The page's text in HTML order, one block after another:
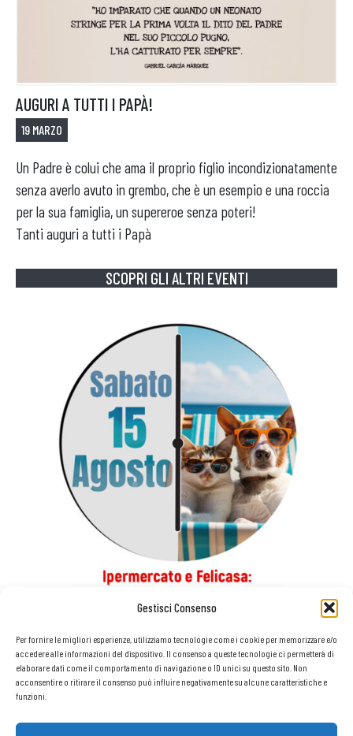
Gestisci Consenso
Per fornire le migliori esperienze, utilizziamo tecnologie come i cookie per memorizzare e/o
accedere alle informazioni del dispositivo. Il consenso a queste tecnologie ci permetterà di
elaborare dati come il comportamento di navigazione o ID unici su questo sito. Non
acconsentire o ritirare il consenso può influire negativamente su alcune caratteristiche e
funzioni.
CONTATTI
APRI IL TUO BUSINESS
AUGURI A TUTTI I PAPÀ!
19 MARZO
Un Padre è colui che ama il proprio figlio incondizionatamente
senza averlo avuto in grembo, che è un esempio e una roccia
per la sua famiglia, un supereroe senza poteri!
Tanti auguri a tutti i Papà
SCOPRI GLI ALTRI EVENTI